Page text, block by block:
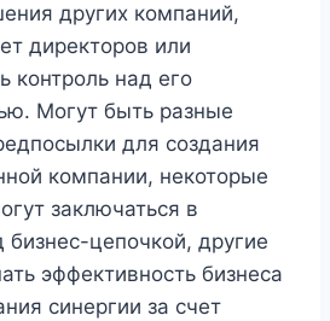
других компаний,
директоров или
контроль над его
Могут быть разные
для создания
компании, некоторые
заключаться в
бизнес-цепочкой, другие
эффективность бизнеса
синергии за счет